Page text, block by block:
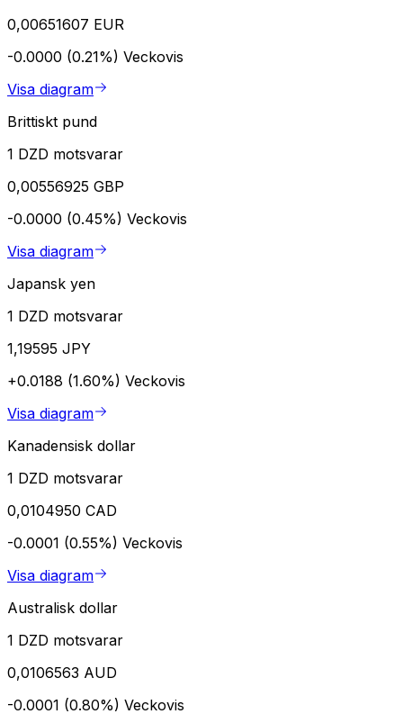
0,00651607 EUR
-0.0000 (0.21%) Veckovis
Visa diagram
Brittiskt pund
1 DZD motsvarar
0,00556925 GBP
-0.0000 (0.45%) Veckovis
Visa diagram
Japansk yen
1 DZD motsvarar
1,19595 JPY
+0.0188 (1.60%) Veckovis
Visa diagram
Kanadensisk dollar
1 DZD motsvarar
0,0104950 CAD
-0.0001 (0.55%) Veckovis
Visa diagram
Australisk dollar
1 DZD motsvarar
0,0106563 AUD
-0.0001 (0.80%) Veckovis